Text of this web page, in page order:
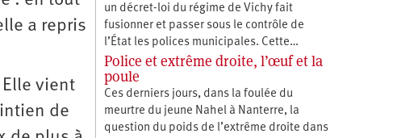
a repris
vient
de
un décret-loi du régime de Vichy fait
fusionner et passer sous le contrôle de
l’État les polices municipales. Cette…
Police et extrême droite, l’œuf et la
poule
Ces derniers jours, dans la foulée du
meurtre du jeune Nahel à Nanterre, la
question du poids de l’extrême droite dans